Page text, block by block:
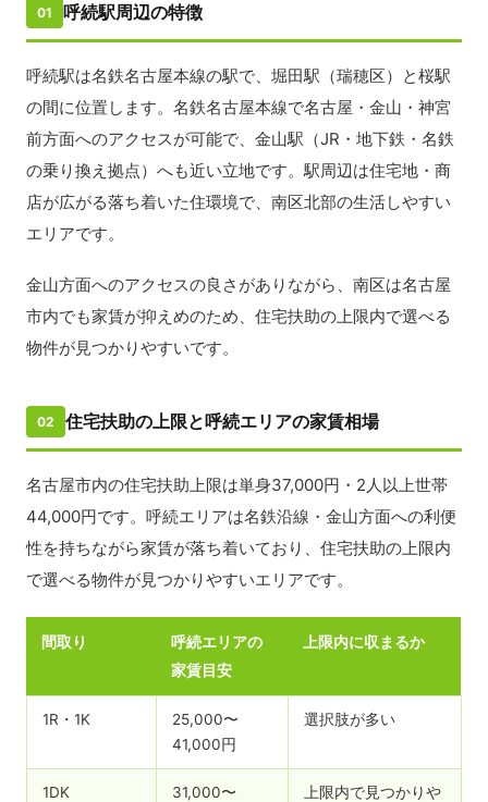
01 呼続駅周辺の特徴
呼続駅は名鉄名古屋本線の駅で、堀田駅（瑞穂区）と桜駅
の間に位置します。名鉄名古屋本線で名古屋・金山・神宮
前方面へのアクセスが可能で、金山駅（JR・地下鉄・名鉄
の乗り換え拠点）へも近い立地です。駅周辺は住宅地・商
店が広がる落ち着いた住環境で、南区北部の生活しやすい
エリアです。
金山方面へのアクセスの良さがありながら、南区は名古屋
市内でも家賃が抑えめのため、住宅扶助の上限内で選べる
物件が見つかりやすいです。
02 住宅扶助の上限と呼続エリアの家賃相場
名古屋市内の住宅扶助上限は単身37,000円・2人以上世帯
44,000円です。呼続エリアは名鉄沿線・金山方面への利便
性を持ちながら家賃が落ち着いており、住宅扶助の上限内
で選べる物件が見つかりやすいエリアです。
間取り
呼続エリアの
家賃目安
上限内に収まるか
1R・1K
25,000〜
41,000円
選択肢が多い
1DK
31,000〜
上限内で見つかりや